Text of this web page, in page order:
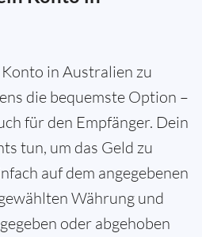
in Australien zu
die bequemste Option –
für den Empfänger. Dein
tun, um das Geld zu
auf dem angegebenen
Währung und
oder abgehoben